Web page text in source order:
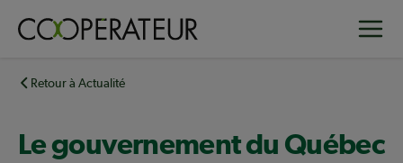
principalRetour à Actualité
Le gouvernement du Québec